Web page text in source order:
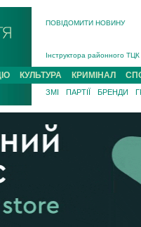
ПОВІДОМИТИ НОВИНУ
Інструктора районного ТЦК
В Ужгороді попрощаються
В Ужгороді 5 серпня
Підтвердили загибель
На війні з рф поліг
На війні загинув 26-річний
КУЛЬТУРА КРИМІНАЛ
ЗМІ ПАРТІЇ БРЕНДИ